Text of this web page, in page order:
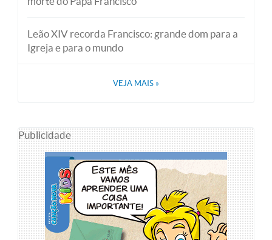
Leão XIV recorda Francisco: grande dom para a
Igreja e para o mundo
VEJA MAIS »
Publicidade